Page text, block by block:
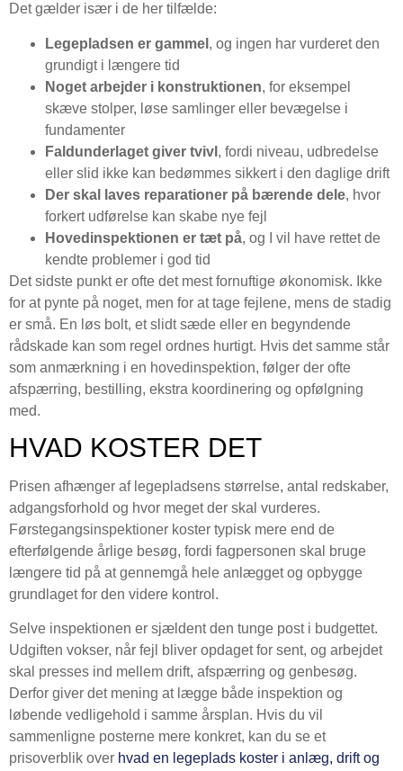
Det gælder især i de her tilfælde:
Legepladsen er gammel , og ingen har vurderet den
grundigt i længere tid
Noget arbejder i konstruktionen, for eksempel
skæve stolper, løse samlinger eller bevægelse i
fundamenter
Faldunderlaget giver tvivl , fordi niveau, udbredelse
eller slid ikke kan bedømmes sikkert i den daglige drift
Der skal laves reparationer på bærende dele, hvor
forkert udførelse kan skabe nye fejl
Hovedinspektionen er tæt på, og I vil have rettet de
kendte problemer i god tid
Det sidste punkt er ofte det mest fornuftige økonomisk. Ikke
for at pynte på noget, men for at tage fejlene, mens de stadig
er små. En løs bolt, et slidt sæde eller en begyndende
rådskade kan som regel ordnes hurtigt. Hvis det samme står
som anmærkning i en hovedinspektion, følger der ofte
afspærring, bestilling, ekstra koordinering og opfølgning
med.
HVAD KOSTER DET
Prisen afhænger af legepladsens størrelse, antal redskaber,
adgangsforhold og hvor meget der skal vurderes.
Førstegangsinspektioner koster typisk mere end de
efterfølgende årlige besøg, fordi fagpersonen skal bruge
længere tid på at gennemgå hele anlægget og opbygge
grundlaget for den videre kontrol.
Selve inspektionen er sjældent den tunge post i budgettet.
Udgiften vokser, når fejl bliver opdaget for sent, og arbejdet
skal presses ind mellem drift, afspærring og genbesøg.
Derfor giver det mening at lægge både inspektion og
løbende vedligehold i samme årsplan. Hvis du vil
sammenligne posterne mere konkret, kan du se et
prisoverblik over hvad en legeplads koster i anlæg, drift og